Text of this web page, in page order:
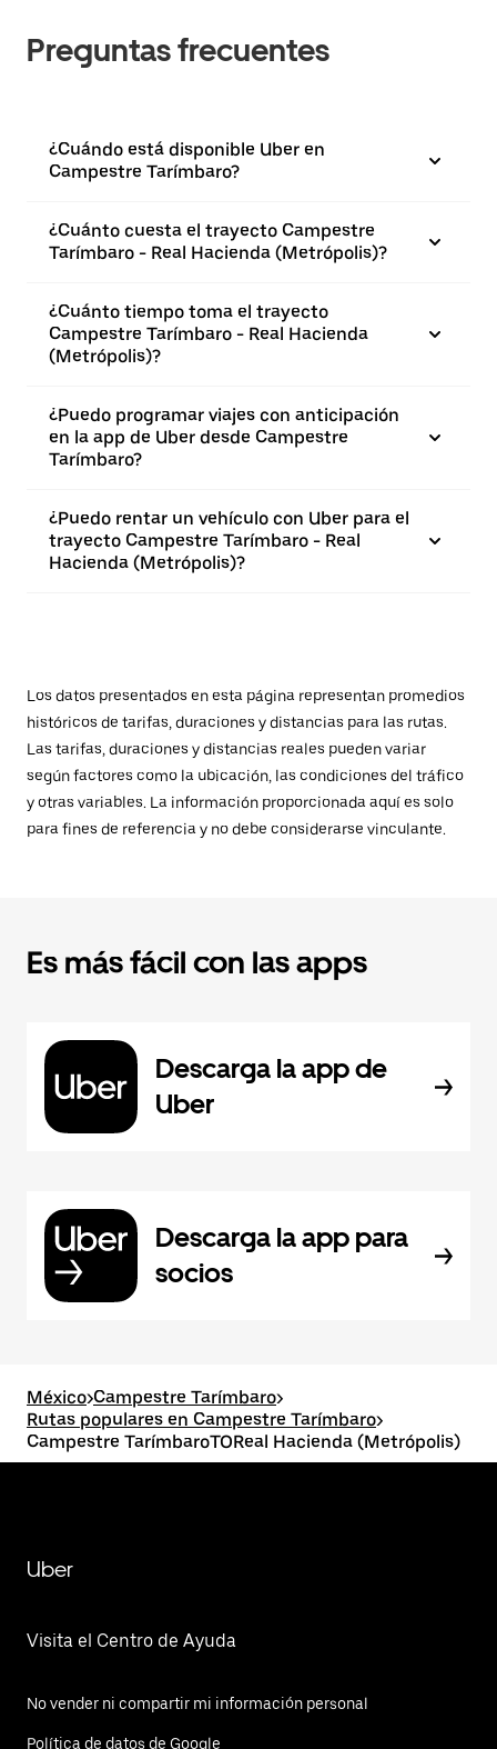
Preguntas frecuentes
¿Cuándo está disponible Uber en
Campestre Tarímbaro?
¿Cuánto cuesta el trayecto Campestre
Tarímbaro - Real Hacienda (Metrópolis)?
¿Cuánto tiempo toma el trayecto
Campestre Tarímbaro - Real Hacienda
(Metrópolis)?
¿Puedo programar viajes con anticipación
en la app de Uber desde Campestre
Tarímbaro?
¿Puedo rentar un vehículo con Uber para el
trayecto Campestre Tarímbaro - Real
Hacienda (Metrópolis)?
Los datos presentados en esta página representan promedios
históricos de tarifas, duraciones y distancias para las rutas.
Las tarifas, duraciones y distancias reales pueden variar
según factores como la ubicación, las condiciones del tráfico
y otras variables. La información proporcionada aquí es solo
para fines de referencia y no debe considerarse vinculante.
Es más fácil con las apps
Descarga la app de
Uber
Descarga la app para
socios
México>Campestre Tarímbaro>
Rutas populares en Campestre Tarímbaro>
Campestre TarímbaroTOReal Hacienda (Metrópolis)
Uber
Visita el Centro de Ayuda
No vender ni compartir mi información personal
Política de datos de Google